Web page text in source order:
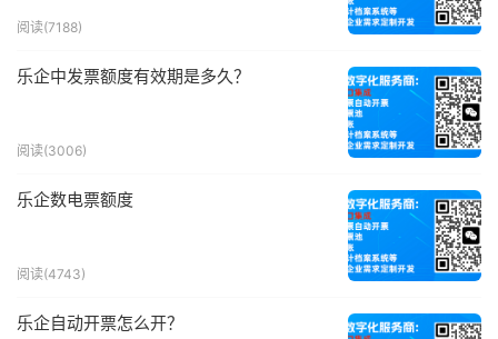
阅读(7188)
乐企中发票额度有效期是多久？
阅读(3006)
乐企数电票额度
阅读(4743)
乐企自动开票怎么开？